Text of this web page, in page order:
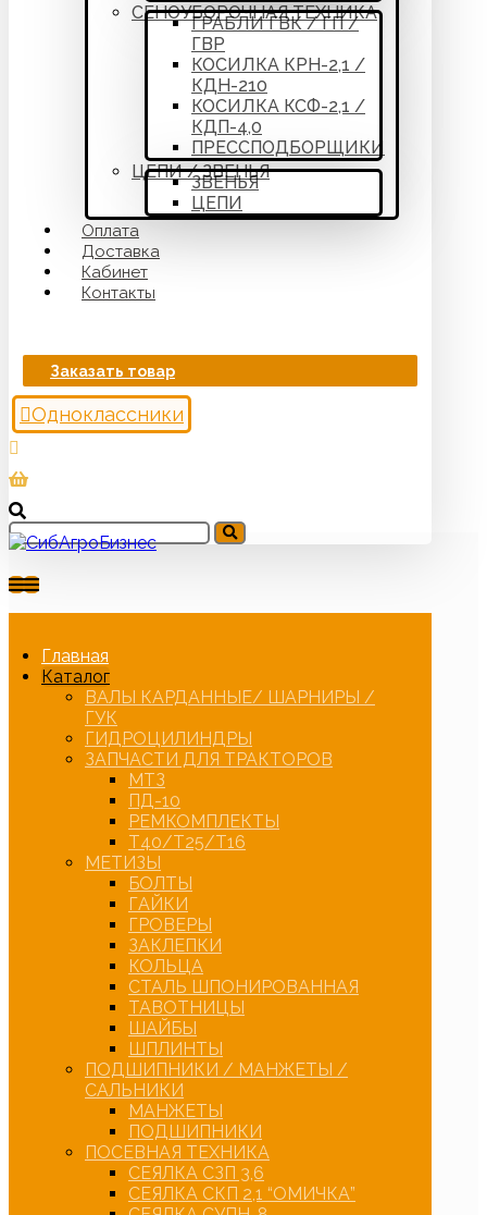
СЕНОУБОРОЧНАЯ ТЕХНИКА
ГРАБЛИ ГВК / ГП /
ГВР
КОСИЛКА КРН-2,1 /
КДН-210
КОСИЛКА КСФ-2,1 /
КДП-4,0
ПРЕССПОДБОРЩИКИ
ЦЕПИ / ЗВЕНЬЯ
ЗВЕНЬЯ
ЦЕПИ
Оплата
Доставка
Кабинет
Контакты
Заказать товар
Одноклассники
Главная
Каталог
ВАЛЫ КАРДАННЫЕ/ ШАРНИРЫ /
ГУК
ГИДРОЦИЛИНДРЫ
ЗАПЧАСТИ ДЛЯ ТРАКТОРОВ
МТЗ
ПД-10
РЕМКОМПЛЕКТЫ
Т40/Т25/Т16
МЕТИЗЫ
БОЛТЫ
ГАЙКИ
ГРОВЕРЫ
ЗАКЛЕПКИ
КОЛЬЦА
СТАЛЬ ШПОНИРОВАННАЯ
ТАВОТНИЦЫ
ШАЙБЫ
ШПЛИНТЫ
ПОДШИПНИКИ / МАНЖЕТЫ /
САЛЬНИКИ
МАНЖЕТЫ
ПОДШИПНИКИ
ПОСЕВНАЯ ТЕХНИКА
СЕЯЛКА СЗП 3,6
СЕЯЛКА СКП 2,1 “ОМИЧКА”